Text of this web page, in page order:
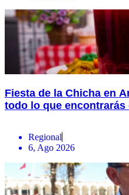
Fiesta de la Chicha en
todo lo que encontrarás
Regional
6, Ago 2026